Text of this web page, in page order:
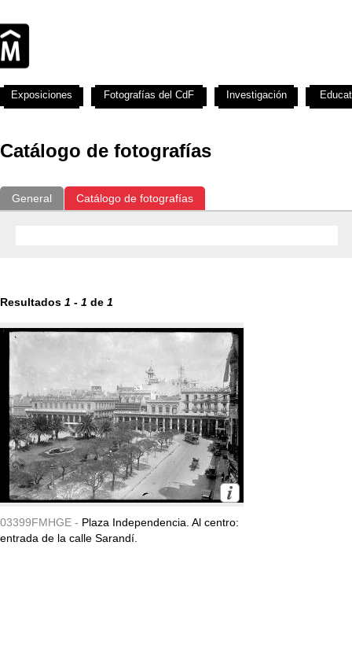
Catálogo de fotografías
General Catálogo de fotografías
Resultados 1 - 1 de 1
03399FMHGE - Plaza Independencia. Al centro:
entrada de la calle Sarandí.
Exposiciones Fotografías del CdF Investigación